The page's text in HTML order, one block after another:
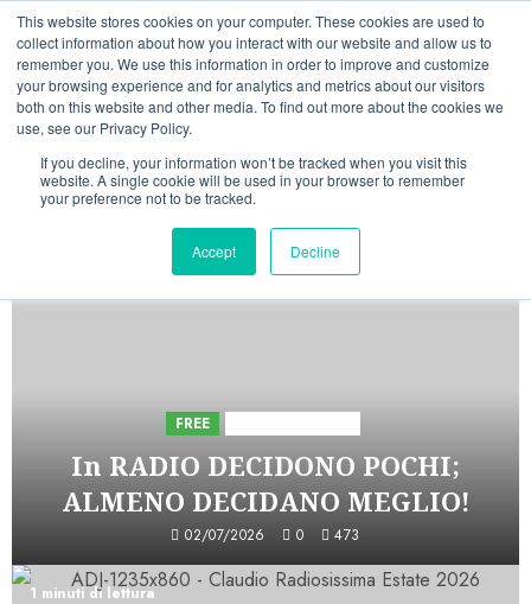
This website stores cookies on your computer. These cookies are used to
collect information about how you interact with our website and allow us to
remember you. We use this information in order to improve and customize
your browsing experience and for analytics and metrics about our visitors
both on this website and other media. To find out more about the cookies we
use, see our Privacy Policy.
If you decline, your information won’t be tracked when you visit this
website. A single cookie will be used in your browser to remember
your preference not to be tracked.
Accept Decline
Vai
contenuto
08/08/202616:08:43
LinkedinFacebook
X TelegramWhatsappMastodon
INIZIATIVE ASTORRI
FREE
In RADIO DECIDONO POCHI;
ALMENO DECIDANO MEGLIO!
02/07/2026 0 473
1 minuti di lettura